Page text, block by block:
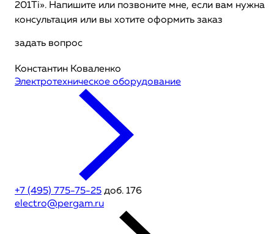
201Ti». Напишите или позвоните мне, если вам нужна
консультация или вы хотите оформить заказ
задать вопрос
Константин Коваленко
Электротехническое оборудование
+7 (495) 775-75-25 доб. 176
electro@pergam.ru